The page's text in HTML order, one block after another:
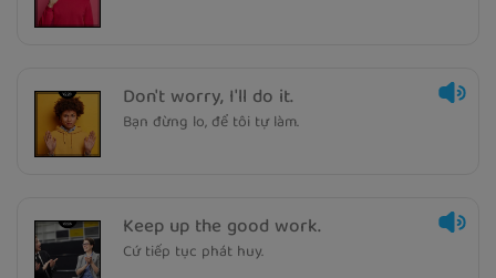
Don't worry, I'll do it.
Bạn đừng lo, để tôi tự làm.
Keep up the good work.
Cứ tiếp tục phát huy.